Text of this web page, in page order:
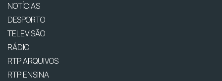
NOTÍCIAS
DESPORTO
TELEVISÃO
RÁDIO
RTP ARQUIVOS
RTP ENSINA